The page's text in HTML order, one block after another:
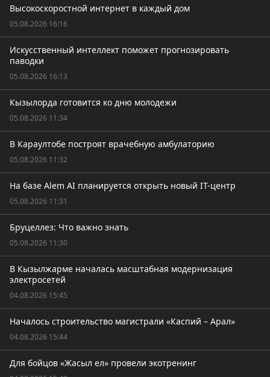
Высокоскоростной интернет в каждый дом
05.08.2026 16:16
Искусственный интеллект поможет прогнозировать
паводки
05.08.2026 16:13
Кызылорда готовится ко дню молодежи
05.08.2026 11:34
В Караултобе построят врачебную амбулаторию
05.08.2026 11:32
На базе Alem AI планируется открыть новый IT-центр
05.08.2026 11:31
Бруцеллез: Что важно знать
05.08.2026 11:30
В Кызылжарме началась масштабная модернизация
электросетей
04.08.2026 15:45
Началось строительство магистрали «Каспий – Арал»
04.08.2026 15:44
Для бойцов «Жасыл ел» провели экотренинг